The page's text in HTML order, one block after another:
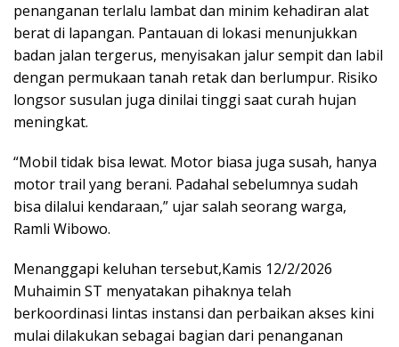
penanganan terlalu lambat dan minim kehadiran alat
berat di lapangan. Pantauan di lokasi menunjukkan
badan jalan tergerus, menyisakan jalur sempit dan labil
dengan permukaan tanah retak dan berlumpur. Risiko
longsor susulan juga dinilai tinggi saat curah hujan
meningkat.
“Mobil tidak bisa lewat. Motor biasa juga susah, hanya
motor trail yang berani. Padahal sebelumnya sudah
bisa dilalui kendaraan,” ujar salah seorang warga,
Ramli Wibowo.
Menanggapi keluhan tersebut,Kamis 12/2/2026
Muhaimin ST menyatakan pihaknya telah
berkoordinasi lintas instansi dan perbaikan akses kini
mulai dilakukan sebagai bagian dari penanganan